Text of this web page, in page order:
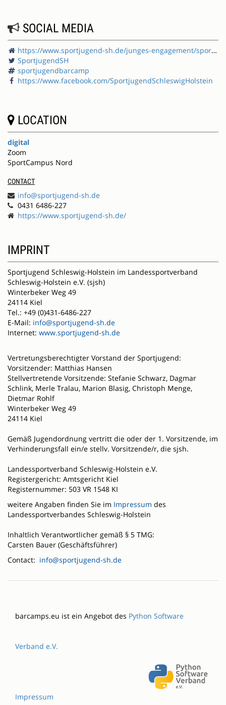
SOCIAL MEDIA
https://www.sportjugend-sh.de/junges-engagement/sportjugendbarcamp/
SportjugendSH
sportjugendbarcamp
https://www.facebook.com/SportjugendSchleswigHolstein
LOCATION
digital
Zoom
SportCampus Nord
CONTACT
info@sportjugend-sh.de
0431 6486-227
https://www.sportjugend-sh.de/
IMPRINT
Sportjugend Schleswig-Holstein im Landessportverband
Schleswig-Holstein e.V. (sjsh)
Winterbeker Weg 49
24114 Kiel
Tel.: +49 (0)431-6486-227
E-Mail: info@sportjugend-sh.de
Internet: www.sportjugend-sh.de
Vertretungsberechtigter Vorstand der Sportjugend:
Vorsitzender: Matthias Hansen
Stellvertretende Vorsitzende: Stefanie Schwarz, Dagmar
Schlink, Merle Tralau, Marion Blasig, Christoph Menge,
Dietmar Rohlf
Winterbeker Weg 49
24114 Kiel
Gemäß Jugendordnung vertritt die oder der 1. Vorsitzende, im
Verhinderungsfall ein/e stellv. Vorsitzende/r, die sjsh.
Landessportverband Schleswig-Holstein e.V.
Registergericht: Amtsgericht Kiel
Registernummer: 503 VR 1548 KI
weitere Angaben finden Sie im Impressum des
Landessportverbandes Schleswig-Holstein
Inhaltlich Verantwortlicher gemäß § 5 TMG:
Carsten Bauer (Geschäftsführer)
Contact: info@sportjugend-sh.de
barcamps.eu ist ein Angebot des Python Software
Verband e.V.
Impressum